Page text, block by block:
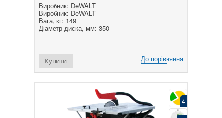
Виробник: DeWALT
Виробник: DeWALT
Вага, кг: 149
Діаметр диска, мм: 350
До порівняння
Купити
4